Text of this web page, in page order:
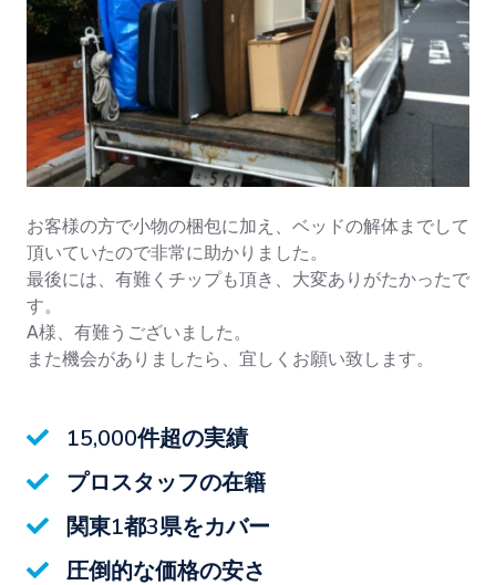
お客様の方で小物の梱包に加え、ベッドの解体までして
頂いていたので非常に助かりました。
最後には、有難くチップも頂き、大変ありがたかったで
す。
A様、有難うございました。
また機会がありましたら、宜しくお願い致します。
15,000件超の実績
プロスタッフの在籍
関東1都3県をカバー
圧倒的な価格の安さ